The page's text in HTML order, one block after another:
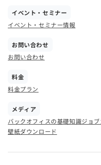
イベント・セミナー
イベント・セミナー情報
お問い合わせ
お問い合わせ
料金
料金プラン
メディア
バックオフィスの基礎知識ジョ
壁紙ダウンロード